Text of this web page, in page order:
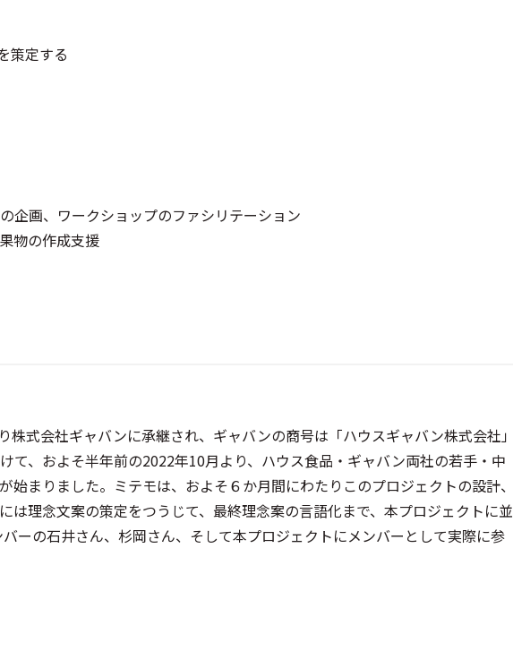
策定する
企画、ワークショップのファシリテーション
物の作成支援
式会社ギャバンに承継され、ギャバンの商号は「ハウスギャバン株式会社」
て、およそ半年前の2022年10月より、ハウス食品・ギャバン両社の若手・中
まりました。ミテモは、およそ６か月間にわたりこのプロジェクトの設計、
は理念文案の策定をつうじて、最終理念案の言語化まで、本プロジェクトに並
ーの石井さん、杉岡さん、そして本プロジェクトにメンバーとして実際に参